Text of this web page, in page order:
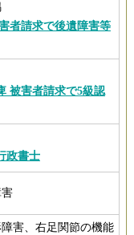
者請求で後遺障害等
被害者請求で5級認
政書士
害、右足関節の機能